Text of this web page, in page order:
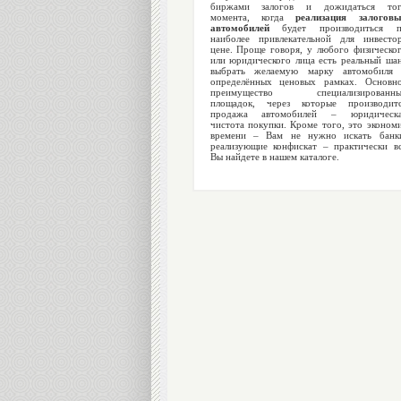
биржами залогов и дожидаться
момента, когдареализация
автомобилейбудет производиться
наиболее привлекательной для
цене. Проще говоря, у любого
или юридического лица есть реальный
выбрать желаемую марку автомобиля
определённых ценовых рамках.
преимущество
площадок, через которые
продажа автомобилей –
чистота покупки. Кроме того, это
времени – Вам не нужно искать
реализующие конфискат – практически
Вы найдете в нашем каталоге.